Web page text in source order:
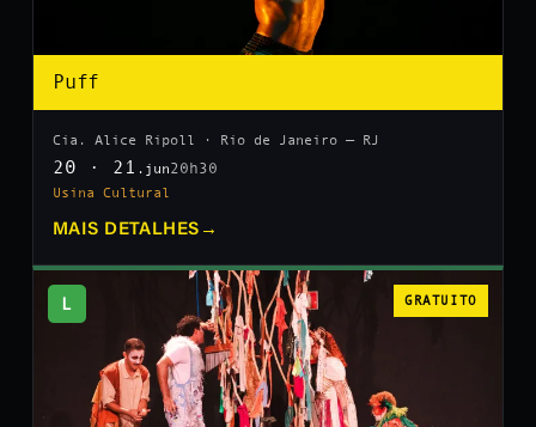
Puff
Cia. Alice Ripoll · Rio de Janeiro — RJ
20 · 21 .jun20h30
Usina Cultural
MAIS DETALHES →
L GRATUITO